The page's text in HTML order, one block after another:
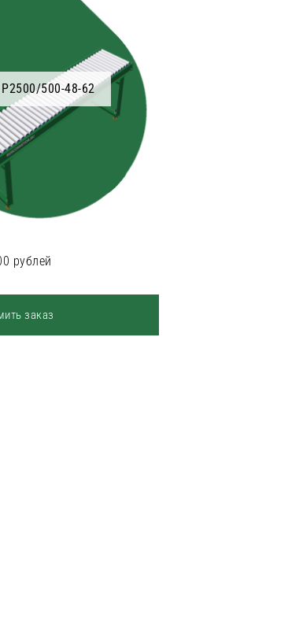
500-48-62
рублей
заказ